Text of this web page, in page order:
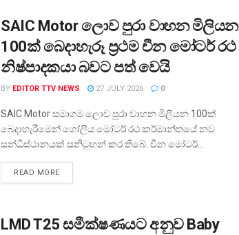
SAIC Motor ලොව පුරා වාහන මිලියන
100ක් බෙදාහැරූ ප්‍රථම චීන මෝටර් රථ
නිෂ්පාදකයා බවට පත් වෙයි
BY EDITOR TTV NEWS 27 JULY 2026 0
SAIC Motor සමාගම ලොව පුරා වාහන මිලියන 100ක්
බෙදාහැරීමෙන් ගෝලීය මෝටර් රථ කර්‌මාන්තයේ නව
සන්ධිස්ථානයක් සනිටුහන් කර තිබේ. චීන මෝටර්...
READ MORE
LMD T25 සමීක්ෂණයට අනුව Baby